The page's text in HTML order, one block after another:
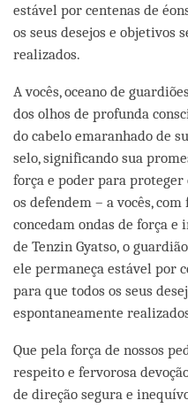
estável por centenas de
os seus desejos e objetivos
realizados.
A vocês, oceano de
dos olhos de profunda
do cabelo emaranhado de
selo, significando sua
força e poder para proteger
os defendem – a vocês,
concedam ondas de força e
de Tenzin Gyatso, o
ele permaneça estável por
para que todos os seus
espontaneamente
Que pela força de nossos
respeito e fervorosa
de direção segura e